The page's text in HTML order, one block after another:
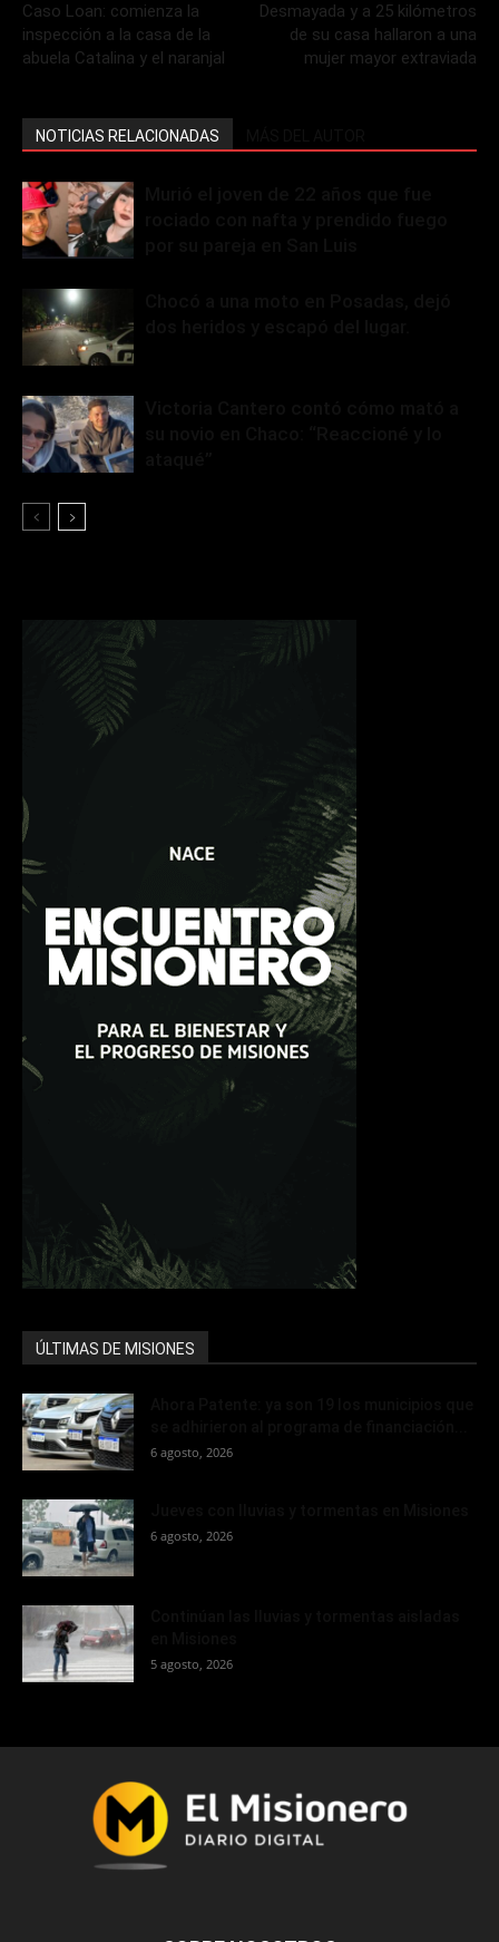
Caso Loan: comienza la
inspección a la casa de la
abuela Catalina y el naranjal
Desmayada y a 25 kilómetros
de su casa hallaron a una
mujer mayor extraviada
NOTICIAS RELACIONADAS
ÚLTIMAS DE MISIONES
6 agosto, 2026
6 agosto, 2026
5 agosto, 2026